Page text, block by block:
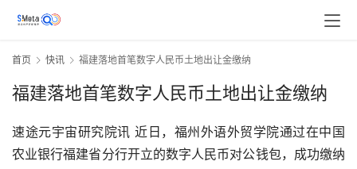
首页 快讯 福建落地首笔数字人民币土地出让金缴纳
福建落地首笔数字人民币土地出让金缴纳
速途元宇宙研究院讯 近日，福州外语外贸学院通过在中国
农业银行福建省分行开立的数字人民币对公钱包，成功缴纳